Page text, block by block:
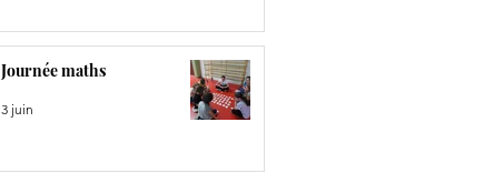
Journée maths
3 juin